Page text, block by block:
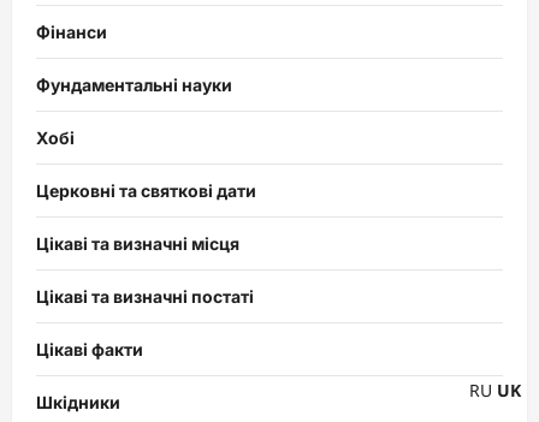
Фінанси
Фундаментальні науки
Хобі
Церковні та святкові дати
Цікаві та визначні місця
Цікаві та визначні постаті
Цікаві факти
Шкідники
RU UK